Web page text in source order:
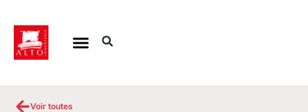
contenu
Voir toutes